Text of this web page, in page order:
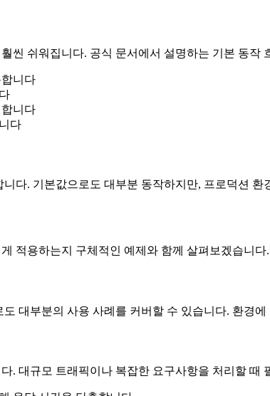
씬 쉬워집니다. 공식 문서에서 설명하는 기본 동작
니다
니다
다
다. 기본값으로도 대부분 동작하지만, 프로덕션
적용하는지 구체적인 예제와 함께 살펴보겠습니다.
대부분의 사용 사례를 커버할 수 있습니다. 환경
. 대규모 트래픽이나 복잡한 요구사항을 처리할 때